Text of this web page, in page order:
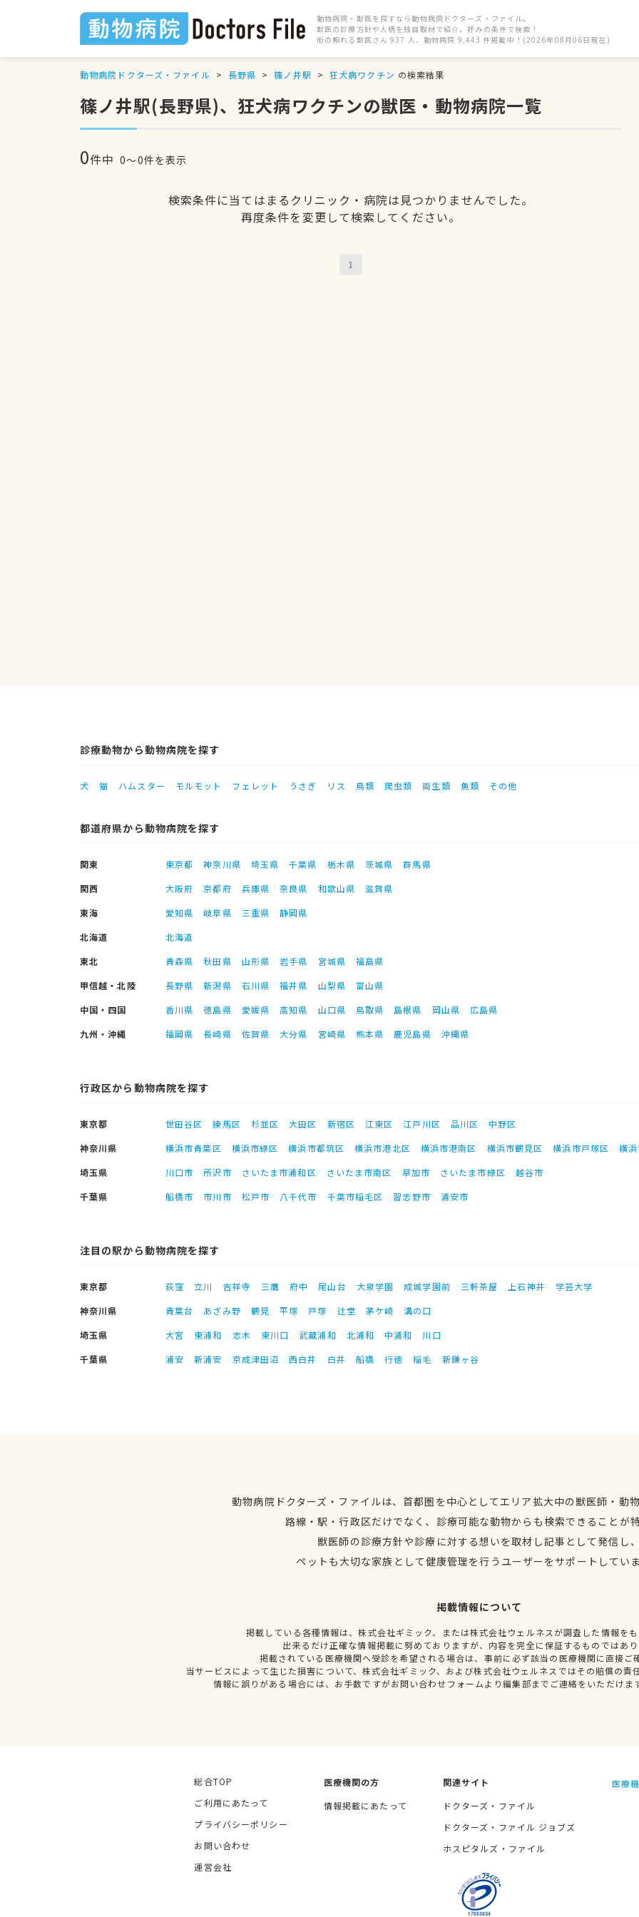
動物病院・獣医を探すなら動物病院ドクターズ・ファイル。
獣医の診療方針や人柄を独自取材で紹介。好みの条件で検索！
街の頼れる獣医さん 937 人、動物病院 9,443 件掲載中！(2026年08月06日現在)
動物病院ドクターズ・ファイル 長野県 篠ノ井駅 狂犬病ワクチン の検索結果
篠ノ井駅(長野県)、狂犬病ワクチンの獣医・動物病院一覧
0件中 0〜0件を表示
検索条件に当てはまるクリニック・病院は見つかりませんでした。
再度条件を変更して検索してください。
1
診療動物から動物病院を探す
犬 猫 ハムスター モルモット フェレット うさぎ リス 鳥類 爬虫類 両生類 魚類 その他
都道府県から動物病院を探す
関東 東京都 神奈川県 埼玉県 千葉県 栃木県 茨城県
群馬県
関西
大阪府 京都府 兵庫県 奈良県 和歌山県
滋賀県
東海
愛知県 岐阜県 三重県
静岡県
北海道
北海道
東北
青森県 秋田県 山形県 岩手県 宮城県
福島県
甲信越・北陸
長野県 新潟県 石川県 福井県 山梨県
富山県
中国・四国
香川県 徳島県 愛媛県 高知県 山口県 鳥取県 島根県 岡山県
広島県
九州・沖縄
福岡県 長崎県 佐賀県 大分県 宮崎県 熊本県 鹿児島県 沖縄県
行政区から動物病院を探す
東京都 世田谷区 練馬区 杉並区 大田区 新宿区 江東区 江戸川区 品川区
中野区
神奈川県
横浜市青葉区 横浜市緑区 横浜市都筑区 横浜市港北区 横浜市港南区 横浜市鶴見区 横浜市戸塚区
横
埼玉県
川口市 所沢市 さいたま市浦和区 さいたま市南区 草加市 さいたま市緑区
越谷市
千葉県
船橋市 市川市 松戸市 八千代市 千葉市稲毛区 習志野市 浦安市
注目の駅から動物病院を探す
東京都 荻窪 立川 吉祥寺 三鷹 府中 尾山台 大泉学園 成城学園前 三軒茶屋 上石神井
学芸大学
神奈川県
青葉台 あざみ野 鶴見 平塚 戸塚 辻堂 茅ケ崎
溝の口
埼玉県
大宮 東浦和 志木 東川口 武蔵浦和 北浦和 中浦和
川口
千葉県
浦安 新浦安 京成津田沼 西白井 白井 船橋 行徳 稲毛 新鎌ヶ谷
動物病院ドクターズ・ファイルは、首都圏を中心としてエリア拡大中の獣医師・動
路線・駅・行政区だけでなく、診療可能な動物からも検索できることが
獣医師の診療方針や診療に対する想いを取材し記事として発信し
ペットも大切な家族として健康管理を行うユーザーをサポートしてい
掲載情報について
掲載している各種情報は、株式会社ギミック、または株式会社ウェルネスが調査した情報を
出来るだけ正確な情報掲載に努めておりますが、内容を完全に保証するものではあ
掲載されている医療機関へ受診を希望される場合は、事前に必ず該当の医療機関に直接ご
当サービスによって生じた損害について、株式会社ギミック、および株式会社ウェルネスではその賠償の責
情報に誤りがある場合には、お手数ですがお問い合わせフォームより編集部までご連絡をいただけま
総合TOP
ご利用にあたって
プライバシーポリシー
お問い合わせ
運営会社
医療機関の方
情報掲載にあたって
関連サイト
ドクターズ・ファイル
ドクターズ・ファイル ジョブズ
ホスピタルズ・ファイル
医療